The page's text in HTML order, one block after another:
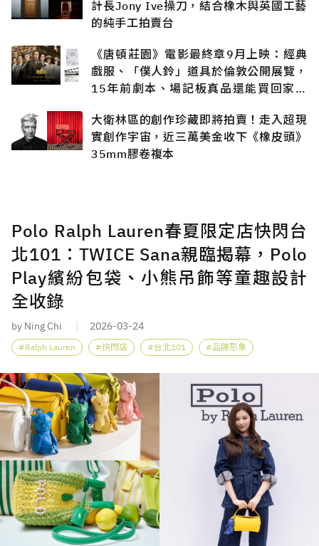
計長Jony Ive操刀，結合橡木與英國工藝
的純手工拍賣台
《唐頓莊園》電影最終章9月上映：經典
戲服、「僕人鈴」道具於倫敦公開展覽，
15年前劇本、場記板真品還能買回家收
大衛林區的創作珍藏即將拍賣！走入超現
實創作宇宙，近三萬美金收下《橡皮頭》
35mm膠卷複本
Polo Ralph Lauren春夏限定店快閃台
北101：TWICE Sana親臨揭幕，Polo
Play繽紛包袋、小熊吊飾等童趣設計
全收錄
by Ning Chi 2026-03-24
Ralph Lauren 快閃店 台北101 品牌形象